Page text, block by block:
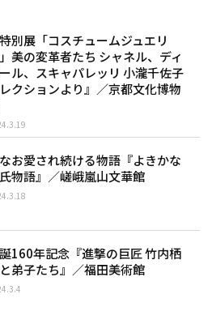
特別展「コスチュームジュエリ
美の変革者たち シャネル、ディ
ル、スキャパレッリ 小瀧千佐子
クションより』／京都文化博物
お愛され続ける物語『よきかな
物語』／嵯峨嵐山文華館
160年記念『進撃の巨匠 竹内栖
弟子たち』／福田美術館